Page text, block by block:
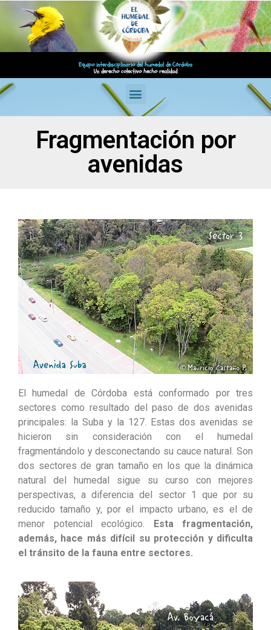
Equipo interdisciplinario del humedal de Córdoba
Un derecho colectivo hecho realidad
Fragmentación por
avenidas
El humedal de Córdoba está conformado por tres
sectores como resultado del paso de dos avenidas
principales: la Suba y la 127. Estas dos avenidas se
hicieron sin consideración con el humedal
fragmentándolo y desconectando su cauce natural. Son
dos sectores de gran tamaño en los que la dinámica
natural del humedal sigue su curso con mejores
perspectivas, a diferencia del sector 1 que por su
reducido tamaño y, por el impacto urbano, es el de
menor potencial ecológico.
Esta fragmentación,
además, hace más difícil su protección y dificulta
el tránsito de la fauna entre sectores.